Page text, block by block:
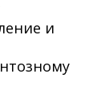
и